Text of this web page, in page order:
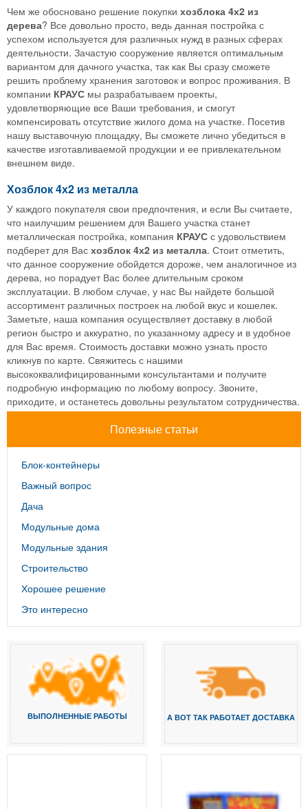
Чем же обосновано решение покупки хозблока 4х2 из
дерева? Все довольно просто, ведь данная постройка с
успехом используется для различных нужд в разных сферах
деятельности. Зачастую сооружение является оптимальным
вариантом для дачного участка, так как Вы сразу сможете
решить проблему хранения заготовок и вопрос проживания. В
компании КРАУС мы разрабатываем проекты,
удовлетворяющие все Ваши требования, и смогут
компенсировать отсутствие жилого дома на участке. Посетив
нашу выставочную площадку, Вы сможете лично убедиться в
качестве изготавливаемой продукции и ее привлекательном
внешнем виде.
Хозблок 4х2 из металла
У каждого покупателя свои предпочтения, и если Вы считаете,
что наилучшим решением для Вашего участка станет
металлическая постройка, компания КРАУС с удовольствием
подберет для Вас хозблок 4х2 из металла. Стоит отметить,
что данное сооружение обойдется дороже, чем аналогичное из
дерева, но порадует Вас более длительным сроком
эксплуатации. В любом случае, у нас Вы найдете большой
ассортимент различных построек на любой вкус и кошелек.
Заметьте, наша компания осуществляет доставку в любой
регион быстро и аккуратно, по указанному адресу и в удобное
для Вас время. Стоимость доставки можно узнать просто
кликнув по карте. Свяжитесь с нашими
высококвалифицированными консультантами и получите
подробную информацию по любому вопросу. Звоните,
приходите, и останетесь довольны результатом сотрудничества.
Полезные статьи
Блок-контейнеры
Важный вопрос
Дача
Модульные дома
Модульные здания
Строительство
Хорошее решение
Это интересно
ВЫПОЛНЕННЫЕ РАБОТЫ А ВОТ ТАК РАБОТАЕТ ДОСТАВКА